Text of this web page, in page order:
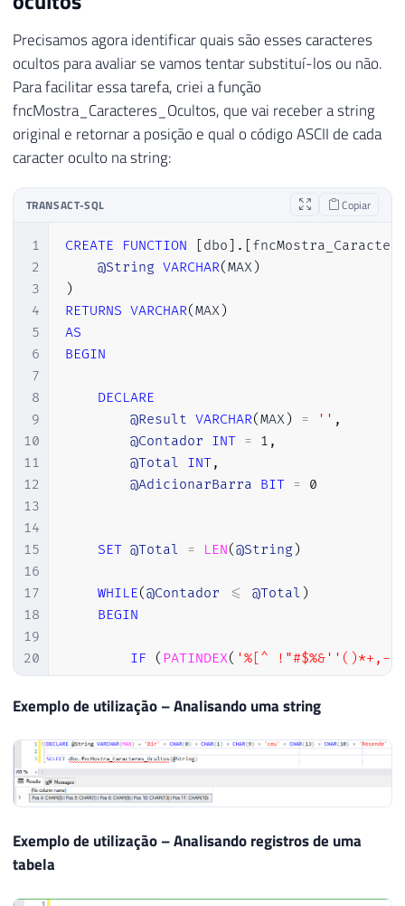
Precisamos agora identificar quais são esses caracteres
ocultos para avaliar se vamos tentar substituí-los ou não.
Para facilitar essa tarefa, criei a função
fncMostra_Caracteres_Ocultos, que vai receber a string
original e retornar a posição e qual o código ASCII de cada
caracter oculto na string:
TRANSACT-SQL Copiar
1
2
3
4
5
6
7
8
9
10
11
12
13
14
15
16
17
18
19
20
21
22
24
25
26
27
30
31
CREATE FUNCTION [dbo] . [
@String VARCHAR(MAX)
)
RETURNS VARCHAR(MAX)
AS
BEGIN
DECLARE
@Result VARCHAR(MAX) = '' ,
@Contador INT = 1 ,
@Total INT,
@AdicionarBarra BIT = 0
SET @Total = LEN(@String)
WHILE(@Contador <= @Total )
BEGIN
IF ( PATINDEX( '%[^ !"#$%&''()*+,-./
BEGIN
SET @Result += (CASE
END
END
Exemplo de utilização – Analisando uma string
Exemplo de utilização – Analisando registros de uma
tabela